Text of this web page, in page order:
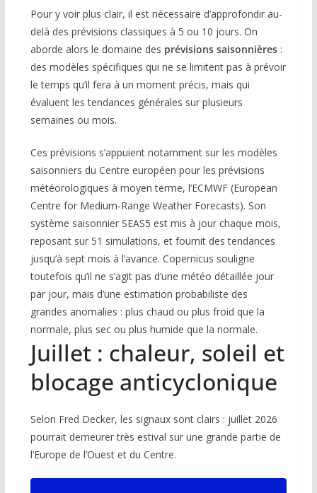
Pour y voir plus clair, il est nécessaire d’approfondir au-
delà des prévisions classiques à 5 ou 10 jours. On
aborde alors le domaine des prévisions saisonnières:
des modèles spécifiques qui ne se limitent pas à prévoir
le temps qu’il fera à un moment précis, mais qui
évaluent les tendances générales sur plusieurs
semaines ou mois.
Ces prévisions s’appuient notamment sur les modèles
saisonniers du Centre européen pour les prévisions
météorologiques à moyen terme, l’ECMWF (European
Centre for Medium-Range Weather Forecasts). Son
système saisonnier SEAS5 est mis à jour chaque mois,
reposant sur 51 simulations, et fournit des tendances
jusqu’à sept mois à l’avance. Copernicus souligne
toutefois qu’il ne s’agit pas d’une météo détaillée jour
par jour, mais d’une estimation probabiliste des
grandes anomalies : plus chaud ou plus froid que la
normale, plus sec ou plus humide que la normale.
Juillet : chaleur, soleil et
blocage anticyclonique
Selon Fred Decker, les signaux sont clairs : juillet 2026
pourrait demeurer très estival sur une grande partie de
l’Europe de l’Ouest et du Centre.